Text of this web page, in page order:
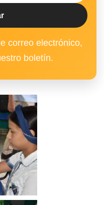
correo electrónico,
boletín.